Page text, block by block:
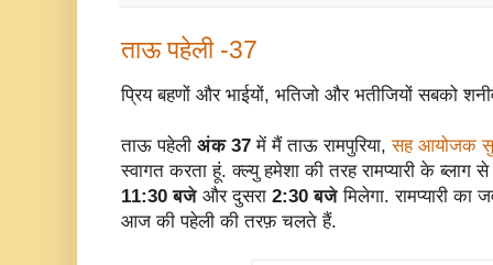
ताऊ पहेली -37
प्रिय बहणों और भाईयों, भतिजो और भतीजियों सबको
ताऊ पहेली अंक 37में मैं ताऊ रामपुरिया,सह आयोजक सु.
स्वागत करता हूं. क्ल्यु हमेशा की तरह रामप्यारी के ब्लाग
11:30 बजे और दुसरा 2:30 बजे मिलेगा. रामप्यारी
आज की पहेली की तरफ़ चलते हैं.